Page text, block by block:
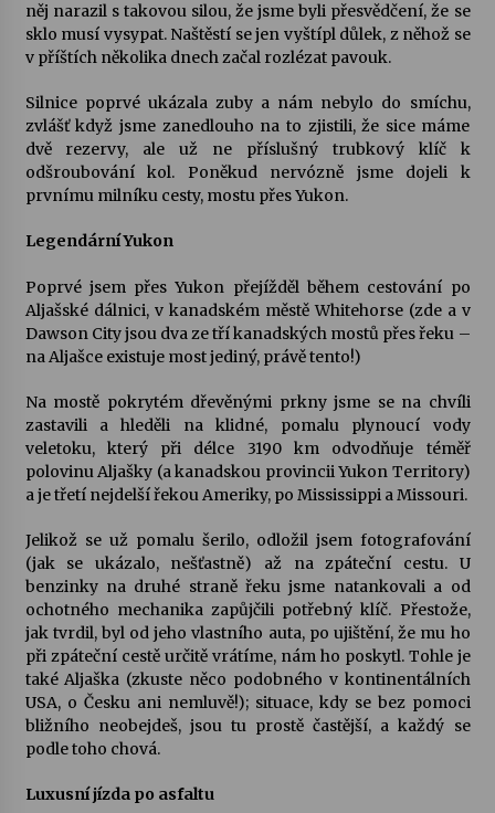
něj narazil s takovou silou, že jsme byli přesvědčení, že se
sklo musí vysypat. Naštěstí se jen vyštípl důlek, z něhož se
v příštích několika dnech začal rozlézat pavouk.
Silnice poprvé ukázala zuby a nám nebylo do smíchu,
zvlášť když jsme zanedlouho na to zjistili, že sice máme
dvě rezervy, ale už ne příslušný trubkový klíč k
odšroubování kol. Poněkud nervózně jsme dojeli k
prvnímu milníku cesty, mostu přes Yukon.
Legendární Yukon
Poprvé jsem přes Yukon přejížděl během cestování po
Aljašské dálnici, v kanadském městě Whitehorse (zde a v
Dawson City jsou dva ze tří kanadských mostů přes řeku –
na Aljašce existuje most jediný, právě tento!)
Na mostě pokrytém dřevěnými prkny jsme se na chvíli
zastavili a hleděli na klidné, pomalu plynoucí vody
veletoku, který při délce 3190 km odvodňuje téměř
polovinu Aljašky (a kanadskou provincii Yukon Territory)
a je třetí nejdelší řekou Ameriky, po Mississippi a Missouri.
Jelikož se už pomalu šerilo, odložil jsem fotografování
(jak se ukázalo, nešťastně) až na zpáteční cestu. U
benzinky na druhé straně řeku jsme natankovali a od
ochotného mechanika zapůjčili potřebný klíč. Přestože,
jak tvrdil, byl od jeho vlastního auta, po ujištění, že mu ho
při zpáteční cestě určitě vrátíme, nám ho poskytl. Tohle je
také Aljaška (zkuste něco podobného v kontinentálních
USA, o Česku ani nemluvě!); situace, kdy se bez pomoci
bližního neobejdeš, jsou tu prostě častější, a každý se
podle toho chová.
Luxusní jízda po asfaltu